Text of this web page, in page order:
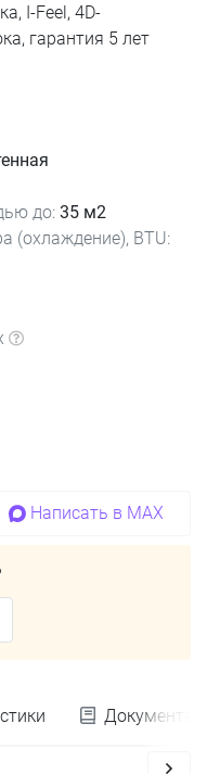
I-Feel, 4D-
гарантия 5 лет
до: 35 м2
(охлаждение), BTU:
Написать в MAX